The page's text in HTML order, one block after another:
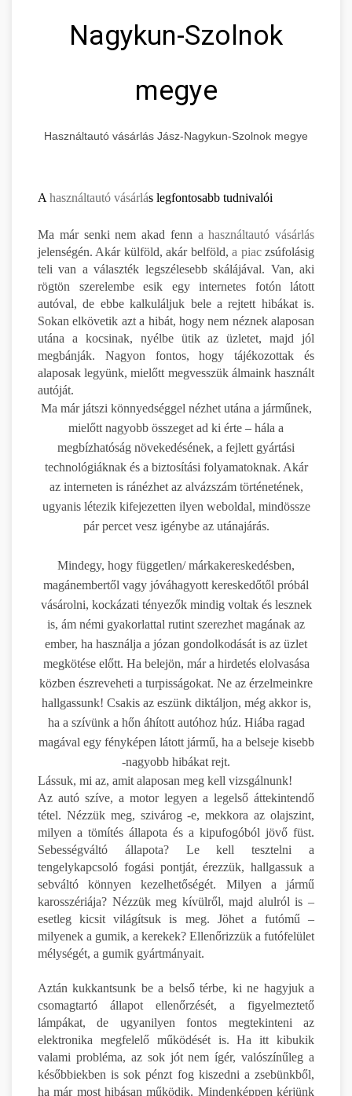
Nagykun-Szolnok
megye
Használtautó vásárlás Jász-Nagykun-Szolnok megye
A használtautó vásárlás legfontosabb tudnivalói
Ma már senki nem akad fenn a használtautó vásárlás
jelenségén. Akár külföld, akár belföld,a piaczsúfolásig
teli van a választék legszélesebb skálájával. Van, aki
rögtön szerelembe esik egy internetes fotón látott
autóval, de ebbe kalkuláljuk bele a rejtett hibákat is.
Sokan elkövetik azt a hibát, hogy nem néznek alaposan
utána a kocsinak, nyélbe ütik az üzletet, majd jól
megbánják. Nagyon fontos, hogy tájékozottak és
alaposak legyünk, mielőtt megvesszük álmaink használt
autóját.
Ma már játszi könnyedséggel nézhet utána a járműnek,
mielőtt nagyobb összeget ad ki érte – hála a
megbízhatóság növekedésének, a fejlett gyártási
technológiáknak és a biztosítási folyamatoknak. Akár
az interneten is ránézhet az alvázszám történetének,
ugyanis létezik kifejezetten ilyen weboldal, mindössze
pár percet vesz igénybe az utánajárás.
Mindegy, hogy független/ márkakereskedésben,
magánembertől vagy jóváhagyott kereskedőtől próbál
vásárolni, kockázati tényezők mindig voltak és lesznek
is, ám némi gyakorlattal rutint szerezhet magának az
ember, ha használja a józan gondolkodását is az üzlet
megkötése előtt. Ha belejön, már a hirdetés elolvasása
közben észreveheti a turpisságokat. Ne az érzelmeinkre
hallgassunk! Csakis az eszünk diktáljon, még akkor is,
ha a szívünk a hőn áhított autóhoz húz. Hiába ragad
magával egy fényképen látott jármű, ha a belseje kisebb
-nagyobb hibákat rejt.
Lássuk, mi az, amit alaposan meg kell vizsgálnunk!
Az autó szíve, a motor legyen a legelső áttekintendő
tétel. Nézzük meg, szivárog -e, mekkora az olajszint,
milyen a tömítés állapota és a kipufogóból jövő füst.
Sebességváltó állapota? Le kell tesztelni a
tengelykapcsoló fogási pontját, érezzük, hallgassuk a
sebváltó könnyen kezelhetőségét. Milyen a jármű
karosszériája? Nézzük meg kívülről, majd alulról is –
esetleg kicsit világítsuk is meg. Jöhet a futómű –
milyenek a gumik, a kerekek? Ellenőrizzük a futófelület
mélységét, a gumik gyártmányait.
Aztán kukkantsunk be a belső térbe, ki ne hagyjuk a
csomagtartó állapot ellenőrzését, a figyelmeztető
lámpákat, de ugyanilyen fontos megtekinteni az
elektronika megfelelő működését is. Ha itt kibukik
valami probléma, az sok jót nem ígér, valószínűleg a
későbbiekben is sok pénzt fog kiszedni a zsebünkből,
ha már most hibásan működik. Mindenképpen kérjünk